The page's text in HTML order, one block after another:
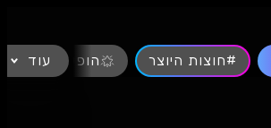
#חוצות היוצר הופעות חיות
עוד